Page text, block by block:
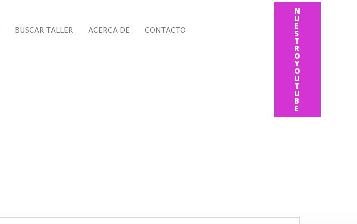
BUSCAR TALLER ACERCA DE CONTACTO
N
U
E
S
T
R
O
Y
O
U
T
U
B
E